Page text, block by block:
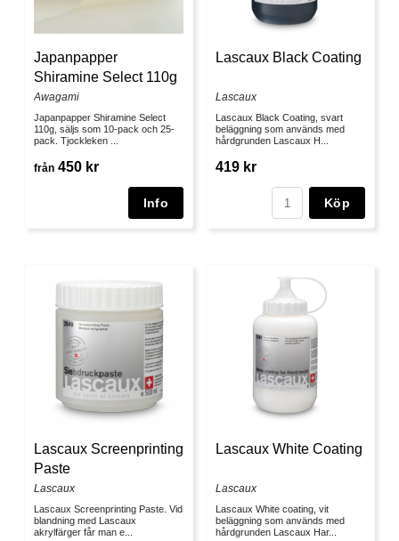
Japanpapper
Shiramine Select 110g
Awagami
Japanpapper Shiramine Select
110g, säljs som 10-pack och 25-
pack. Tjockleken ...
från 450 kr
Lascaux Black Coating
Lascaux
Lascaux Black Coating, svart
beläggning som används med
hårdgrunden Lascaux H...
419 kr
Köp
Lascaux Screenprinting
Paste
Lascaux
Lascaux Screenprinting Paste. Vid
blandning med Lascaux
akrylfärger får man e...
Lascaux White Coating
Lascaux
Lascaux White coating, vit
beläggning som används med
hårdgrunden Lascaux Har...